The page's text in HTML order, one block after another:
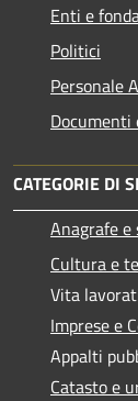
Enti e
Politici
Personale
Documenti
CATEGORIE DI
Anagrafe
Cultura e
Vita
Imprese e
Appalti
Catasto e